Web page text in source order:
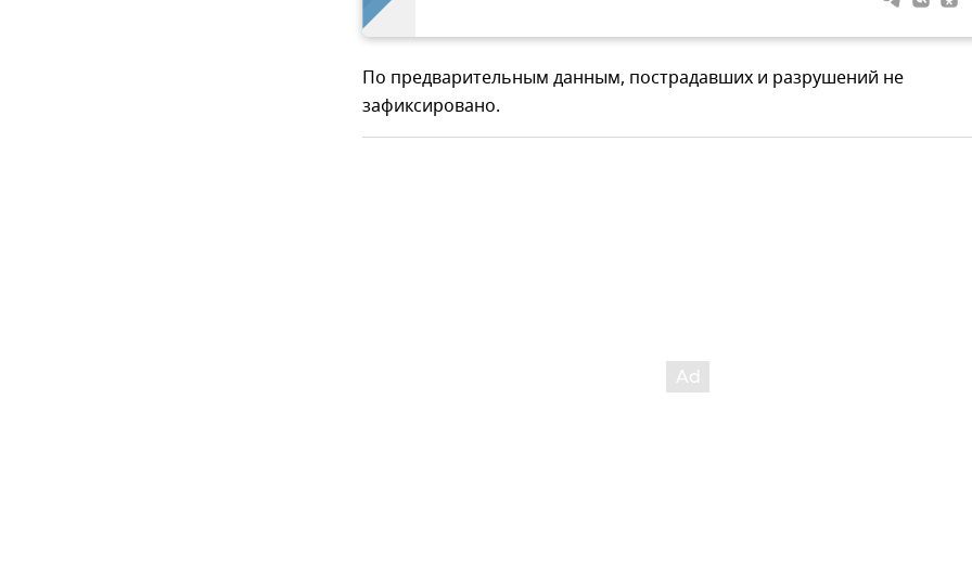
По предварительным данным, пострадавших и разрушений не
зафиксировано.